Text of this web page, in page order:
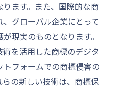
ます。また、国際的な商
グローバル企業にとって
現実のものとなります。
を活用した商標のデジタ
フォームでの商標侵害の
の新しい技術は、商標保